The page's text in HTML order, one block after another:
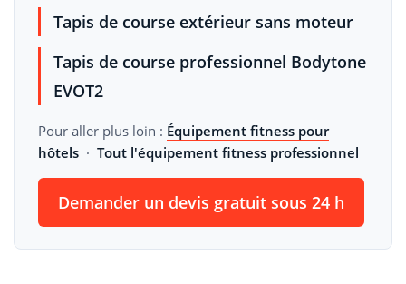
Tapis de course extérieur sans moteur
Tapis de course professionnel Bodytone
EVOT2
Pour aller plus loin : Équipement fitness pour
hôtels · Tout l'équipement fitness professionnel
Demander un devis gratuit sous 24 h